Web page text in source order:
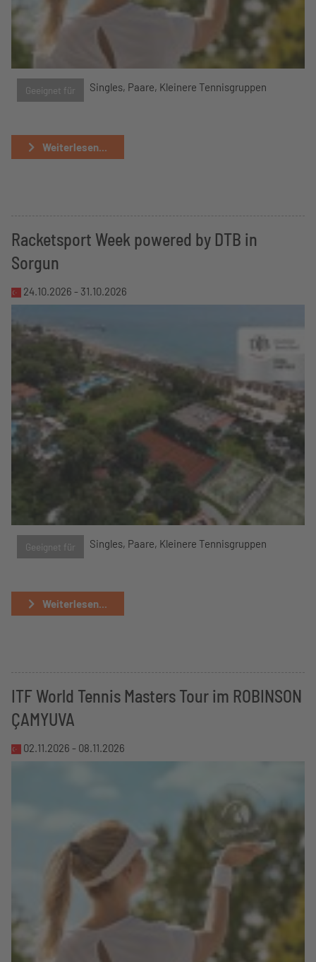
Geeignet für Singles, Paare, Kleinere Tennisgruppen
Weiterlesen...
Racketsport Week powered by DTB in
Sorgun
24.10.2026 - 31.10.2026
Geeignet für Singles, Paare, Kleinere Tennisgruppen
Weiterlesen...
ITF World Tennis Masters Tour im ROBINSON
ÇAMYUVA
02.11.2026 - 08.11.2026